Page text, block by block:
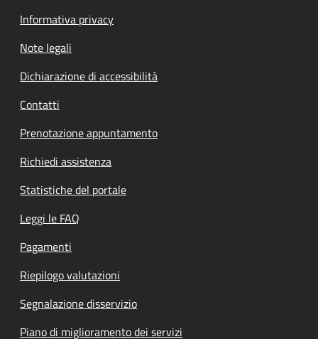
Informativa privacy
Note legali
Dichiarazione di accessibilità
Contatti
Prenotazione appuntamento
Richiedi assistenza
Statistiche del portale
Leggi le FAQ
Pagamenti
Riepilogo valutazioni
Segnalazione disservizio
Piano di miglioramento dei servizi